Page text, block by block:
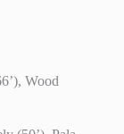
Wood